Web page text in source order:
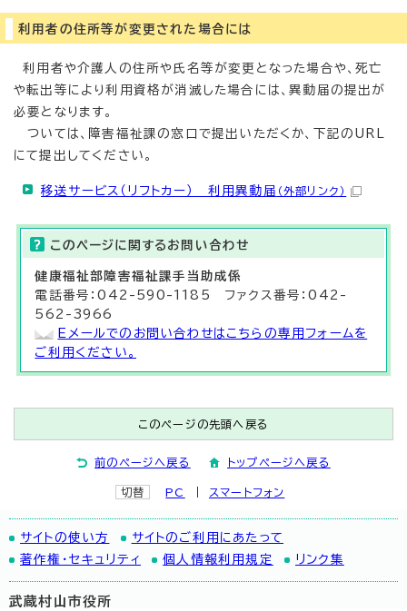
利用者の住所等が変更された場合には
利用者や介護人の住所や氏名等が変更となった場合や、死亡
や転出等により利用資格が消滅した場合には、異動届の提出が
必要となります。
ついては、障害福祉課の窓口で提出いただくか、下記のURL
にて提出してください。
移送サービス（リフトカー） 利用異動届 （外部リンク）
このページに関する お問い合わせ
健康福祉部 障害福祉課手当助成係
電話番号：042-590-1185 ファクス番号：042-
562-3966
Eメールでのお問い合わせはこちらの専用フォームを
ご利用ください。
このページの先頭へ戻る
前のページへ戻る トップページへ戻る
切替 PC スマートフォン
サイトの使い方
サイトのご利用にあたって
著作権・セキュリティ
個人情報利用規定 リンク集
武蔵村山市役所